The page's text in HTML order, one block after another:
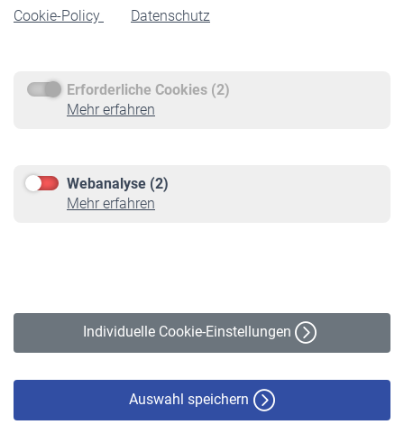
Cookie-Policy
Datenschutz
Erforderliche Cookies (2)
Mehr erfahren
Webanalyse (2)
Mehr erfahren
Individuelle Cookie-Einstellungen
Auswahl speichern
Rente beantragen
Service
Informationen
Online-Rechner
VBLnewsletter
Erklärung zur Barrierefreiheit